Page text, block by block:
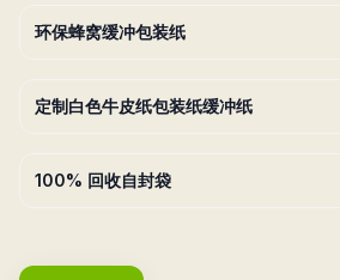
环保蜂窝缓冲包装纸
定制白色牛皮纸包装纸缓冲纸
100% 回收自封袋